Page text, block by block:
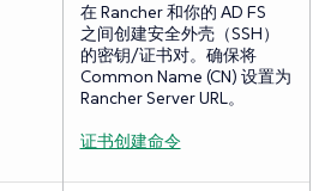
在 Rancher 和你的 AD FS
之间创建安全外壳（SSH）
的密钥/证书对。确保将
Common Name (CN) 设置为
Rancher Server URL。
证书创建命令